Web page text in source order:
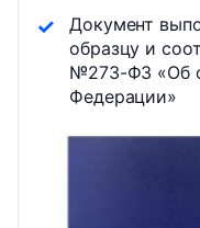
Документ
образцу и
№273-ФЗ «Об
Федерации»